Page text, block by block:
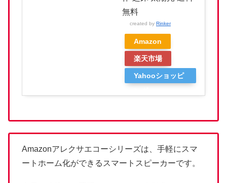
無料
created by Rinker
Amazon
楽天市場
Yahooショッピ
Amazonアレクサエコーシリーズは、手軽にスマ
ートホーム化ができるスマートスピーカーです。